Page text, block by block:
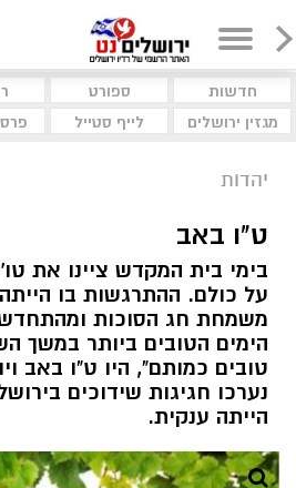
חדשות ספורט
מגזין ירושלים
לייף סטייל
יהדות
ט"ו באב
בימי בית המקדש ציינו את
על כולם. ההתרגשות בו
משמחת חג הסוכות
הימים הטובים ביותר במשך
טובים כמותם", היו ט"ו באב
נערכו חגיגות שידוכים
הייתה ענקית.